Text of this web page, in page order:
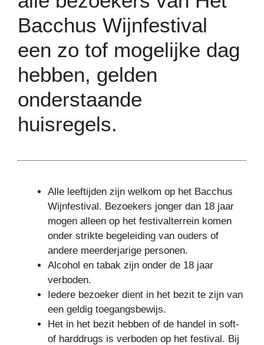
Bacchus Wijnfestival
een zo tof mogelijke dag
hebben, gelden
onderstaande
huisregels.
Alle leeftijden zijn welkom op het Bacchus
Wijnfestival. Bezoekers jonger dan 18 jaar
mogen alleen op het festivalterrein komen
onder strikte begeleiding van ouders of
andere meerderjarige personen.
Alcohol en tabak zijn onder de 18 jaar
verboden.
Iedere bezoeker dient in het bezit te zijn van
een geldig toegangsbewijs.
Het in het bezit hebben of de handel in soft-
of harddrugs is verboden op het festival. Bij